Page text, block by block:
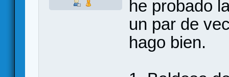
he probado
un par de
hago bien.